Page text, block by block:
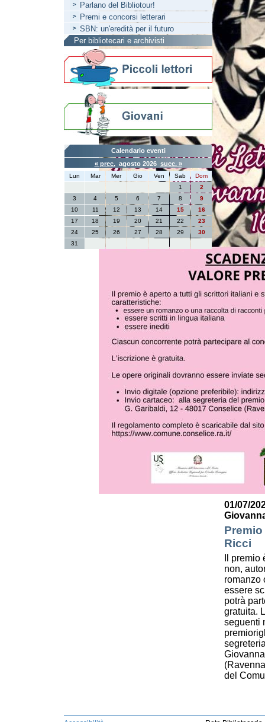
01/07/
Ricci
Il
non,
romanzo
essere
potrà
gratuita.
seguenti
del
Parlano del Bibliotour!
Premi e concorsi letterari
SBN: un'eredità per il futuro
Per bibliotecari e archivisti
Calendario eventi
« prec.agosto 2026 succ. »
Lun Mar Mer Gio Ven Sab
Dom
1
2
3
4 5 6 7 8
9
10
11 12 13 14 15
16
17
18 19 20 21 22
23
24
25 26 27 28 29
30
31